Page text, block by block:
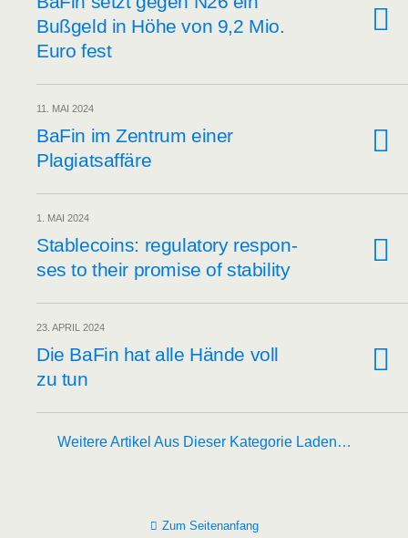
Buß­geld in Höhe von 9,2 Mio.
Euro fest
11. MAI 2024
BaFin im Zen­trum einer
Plagiatsaffäre
1. MAI 2024
Sta­b­le­co­ins: regu­la­to­ry respon­
ses to their pro­mi­se of stability
23. APRIL 2024
Die BaFin hat alle Hän­de voll
zu tun
Weitere Artikel Aus Dieser Kategorie Laden…
Zum Seitenanfang